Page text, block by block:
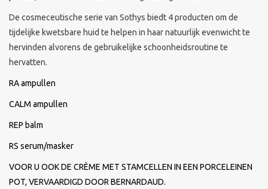
Ekseption Skincare
Merken
De cosmeceutische serie van Sothys biedt 4 producten om de
tijdelijke kwetsbare huid te helpen in haar natuurlijk evenwicht te
hervinden alvorens de gebruikelijke schoonheidsroutine te
hervatten.
RA ampullen
CALM ampullen
REP balm
RS serum/masker
VOOR U OOK DE CRÈME MET STAMCELLEN IN EEN PORCELEINEN
POT, VERVAARDIGD DOOR BERNARDAUD.